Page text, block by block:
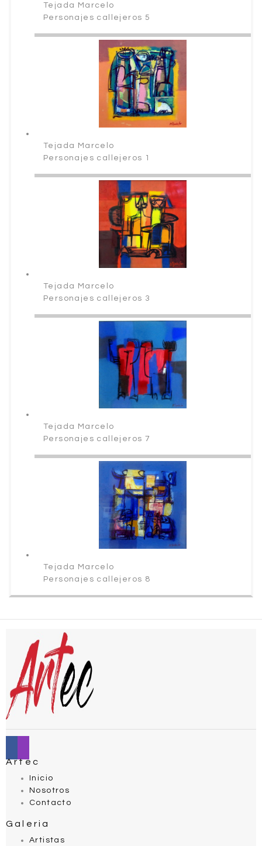
Tejada Marcelo
Personajes callejeros 5
Tejada Marcelo
Personajes callejeros 1
Tejada Marcelo
Personajes callejeros 3
Tejada Marcelo
Personajes callejeros 7
Tejada Marcelo
Personajes callejeros 8
Artec
Inicio
Nosotros
Contacto
Galeria
Artistas